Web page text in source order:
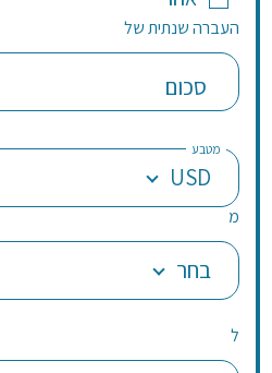
העברה שנתית של
סכום
מטבע
USD
מ
בחר
ל